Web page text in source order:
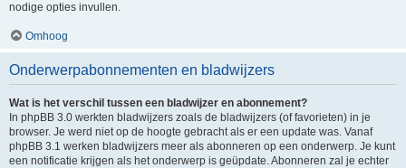
nodige opties invullen.
Omhoog
Onderwerpabonnementen en bladwijzers
Wat is het verschil tussen een bladwijzer en abonnement?
In phpBB 3.0 werkten bladwijzers zoals de bladwijzers (of favorieten) in je
browser. Je werd niet op de hoogte gebracht als er een update was. Vanaf
phpBB 3.1 werken bladwijzers meer als abonneren op een onderwerp. Je kunt
een notificatie krijgen als het onderwerp is geüpdate. Abonneren zal je echter